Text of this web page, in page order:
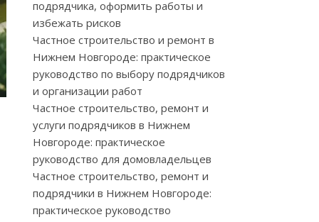
подрядчика, оформить работы и
избежать рисков
Частное строительство и ремонт в
Нижнем Новгороде: практическое
руководство по выбору подрядчиков
и организации работ
Частное строительство, ремонт и
услуги подрядчиков в Нижнем
Новгороде: практическое
руководство для домовладельцев
Частное строительство, ремонт и
подрядчики в Нижнем Новгороде:
практическое руководство